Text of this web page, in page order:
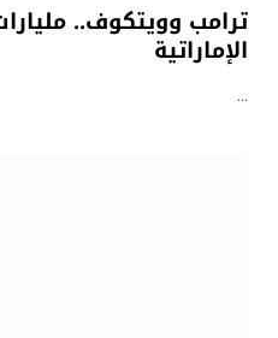
ترامب وويتكوف..
الإماراتية
…